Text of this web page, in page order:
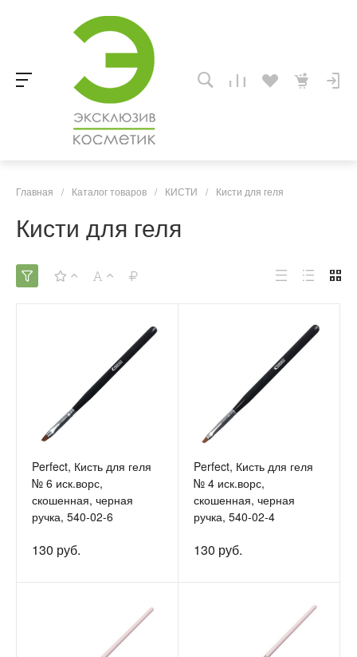
Главная / Каталог товаров / КИСТИ / Кисти для геля
Кисти для геля
Perfect, Кисть для геля
№ 6 иск.ворс,
скошенная, черная
ручка, 540-02-6
130 руб.
Perfect, Кисть для геля
№ 4 иск.ворс,
скошенная, черная
ручка, 540-02-4
130 руб.